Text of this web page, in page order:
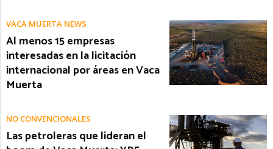
VACA MUERTA NEWS
Al menos 15 empresas
interesadas en la licitación
internacional por áreas en Vaca
Muerta
NO CONVENCIONALES
Las petroleras que lideran el